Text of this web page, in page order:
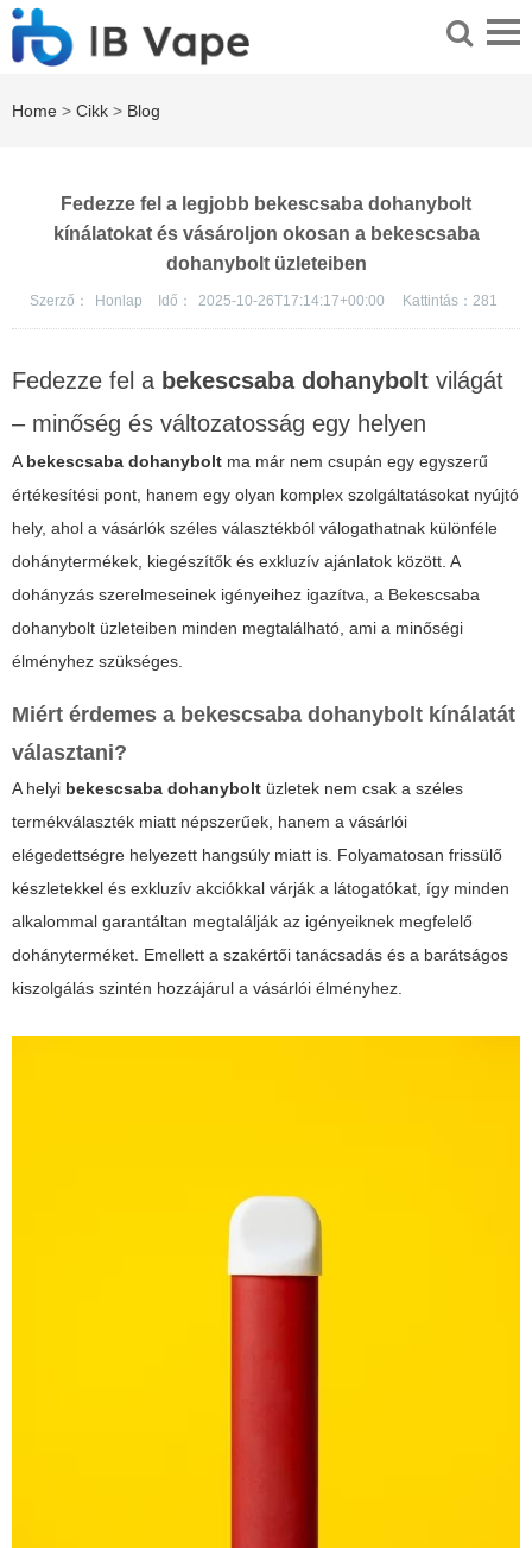
Home > Cikk > Blog
Fedezze fel a legjobb bekescsaba dohanybolt
kínálatokat és vásároljon okosan a bekescsaba
dohanybolt üzleteiben
Szerző： Honlap Idő： 2025-10-26T17:14:17+00:00 Kattintás： 281
Fedezze fel a bekescsaba dohanybolt világát
– minőség és változatosság egy helyen
Abekescsaba dohanybolt ma már nem csupán egy egyszerű
értékesítési pont, hanem egy olyan komplex szolgáltatásokat nyújtó
hely, ahol a vásárlók széles választékból válogathatnak különféle
dohánytermékek, kiegészítők és exkluzív ajánlatok között. A
dohányzás szerelmeseinek igényeihez igazítva, a Bekescsaba
dohanybolt üzleteiben minden megtalálható, ami a minőségi
élményhez szükséges.
Miért érdemes a bekescsaba dohanybolt kínálatát
választani?
A helyi bekescsaba dohanybolt üzletek nem csak a széles
termékválaszték miatt népszerűek, hanem a vásárlói
elégedettségre helyezett hangsúly miatt is. Folyamatosan frissülő
készletekkel és exkluzív akciókkal várják a látogatókat, így minden
alkalommal garantáltan megtalálják az igényeiknek megfelelő
dohányterméket. Emellett a szakértői tanácsadás és a barátságos
kiszolgálás szintén hozzájárul a vásárlói élményhez.